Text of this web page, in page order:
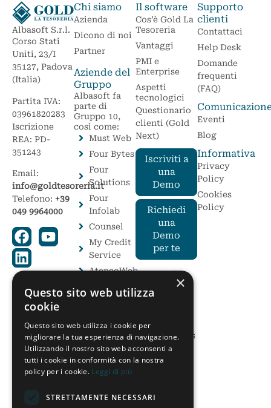
Albasoft S.r.l.
Corso Stati
Uniti, 23/I
35127, Padova
(Italia)
Partita IVA:
03961820283
Iscrizione
REA: PD-
351243
Email:
info@goldtesoreria.it
Telefono: +39
049 9964000
Chi siamo
Azienda
Dicono di noi
Partner
Aziende del
Gruppo
Albasoft fa
parte di
Gruppo 10,
così come:
Must Web
Four Bytes
Four
Solutions
Four
Infolab
Counsel
My Credit
Service
AteneoWeb
Elite 3
On
Solution
Il software
Cos’è Gold La
Tesoreria
Vantaggi
PMI e
Enterprise
Aspetti
tecnologici
Questionario
clienti (Gold
Next)
Iscriviti a
una
Demo
Richiedi
una
Demo
per te
I Moduli
Avanzati
Cosa sono i
Gold Business
Intelligence
Gold CFO
Tassi e Cambi
Supporto
clienti
Contattaci
Help Desk
Domande
frequenti
(FAQ)
Eventi
Blog
Informativa
Privacy
Policy
Cookies
Policy
×
Questo sito web utilizza
cookie
Questo sito web utilizza i cookie per
migliorare la tua esperienza di navigazione.
Utilizzando il nostro sito web acconsenti a
tutti i cookie in conformità con la nostra
policy per i cookie. Leggi di più
STRETTAMENTE NECESSARI